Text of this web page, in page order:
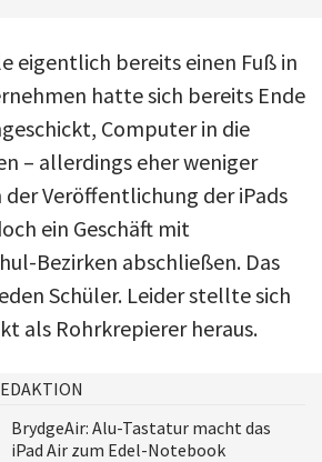
eigentlich bereits einen Fuß in
hatte sich bereits Ende
Computer in die
– allerdings eher weniger
Veröffentlichung der iPads
ein Geschäft mit
Bezirken abschließen. Das
Schüler. Leider stellte sich
als Rohrkrepierer heraus.
BrydgeAir: Alu-Tastatur macht das
iPad Air zum Edel-Notebook